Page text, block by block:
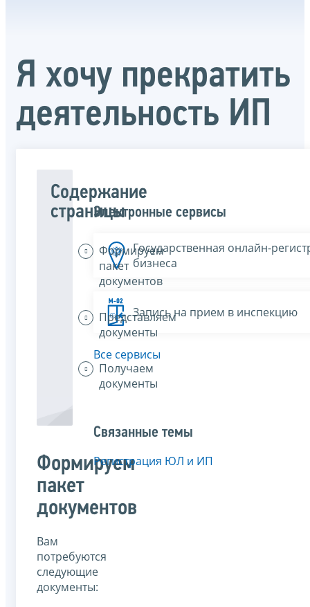
Я хочу прекратить
деятельность ИП
Содержание
страницы
Формируем
пакет
документов
Представляем
документы
Получаем
документы
Формируем
пакет
документов
Вам
потребуются
следующие
документы:
Электронные сервисы
Государственная онлайн-
бизнеса
Запись на прием в инспекцию
Все сервисы
Связанные темы
Регистрация ЮЛ и ИП